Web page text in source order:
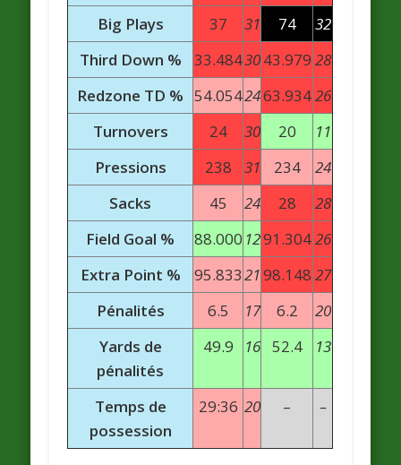
Big Plays
37 31 74
32
Third Down %
33.4843043.979 28
Redzone TD % 54.0542463.93426
Turnovers
24 30 20
11
Pressions
238 31 234
24
Sacks
45 24 28
28
Field Goal %
88.000 1291.30426
Extra Point %
95.8332198.148 27
Pénalités
6.5 17 6.2
20
Yards de
pénalités
49.9 16 52.4 13
Temps de
possession
29:36 20 – –